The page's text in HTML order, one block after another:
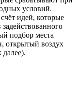
условий.
идей, которые
подбор места
открытый воздух